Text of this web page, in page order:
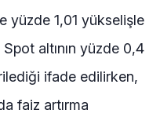
yüzde 1,01 yükselişle
altının yüzde 0,4
ifade edilirken,
faiz artırma